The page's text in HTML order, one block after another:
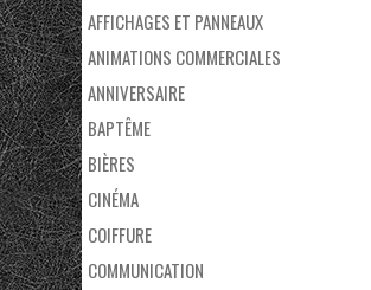
AFFICHAGES ET PANNEAUX
ANIMATIONS COMMERCIALES
ANNIVERSAIRE
BAPTÊME
BIÈRES
CINÉMA
COIFFURE
COMMUNICATION